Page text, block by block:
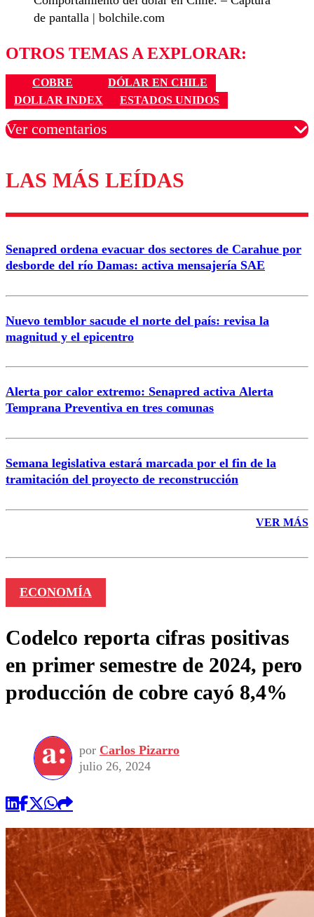
de pantalla | bolchile.com
OTROS TEMAS A EXPLORAR:
COBRE
DÓLAR EN CHILE
DOLLAR INDEX
ESTADOS UNIDOS
Ver comentarios
Los comentarios son moderados para garantizar un
diálogo respetuoso.
Correo
LAS MÁS LEÍDAS
Senapred ordena evacuar dos sectores de Carahue por
desborde del río Damas: activa mensajería SAE
Nuevo temblor sacude el norte del país: revisa la
magnitud y el epicentro
Alerta por calor extremo: Senapred activa Alerta
Temprana Preventiva en tres comunas
Semana legislativa estará marcada por el fin de la
tramitación del proyecto de reconstrucción
VER MÁS
ECONOMÍA
Codelco reporta cifras positivas
en primer semestre de 2024, pero
producción de cobre cayó 8,4%
por Carlos Pizarro
julio 26, 2024